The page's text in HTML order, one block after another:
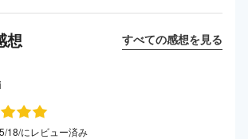
想 すべての感想を見る
18/にレビュー済み